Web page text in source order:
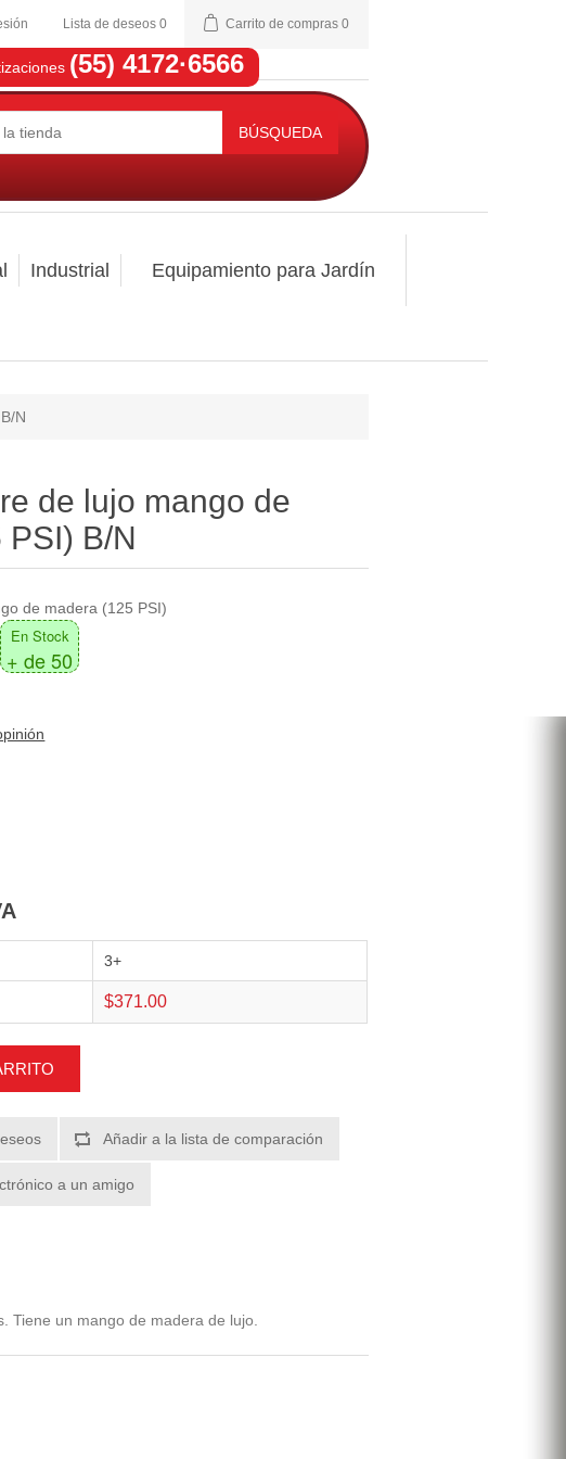
Lista de deseos 0 Carrito de compras 0
(55) 4172·6566
BÚSQUEDA
Industrial Equipamiento para Jardín
N
de lujo mango de
PSI) B/N
de madera (125 PSI)
En Stock
+ de 50
3+
$371.00
Añadir a la lista de comparación
a un amigo
Tiene un mango de madera de lujo.